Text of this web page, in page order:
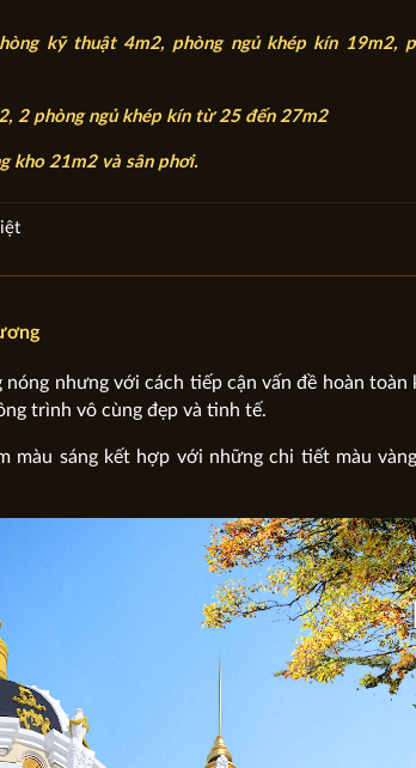
kỹ thuật 4m2, phòng ngủ khép kín 19m2,
2 phòng ngủ khép kín từ 25 đến 27m2
kho 21m2 và sân phơi.
nhưng với cách tiếp cận vấn đề hoàn
trình vô cùng đẹp và tinh tế.
màu sáng kết hợp với những chi tiết màu